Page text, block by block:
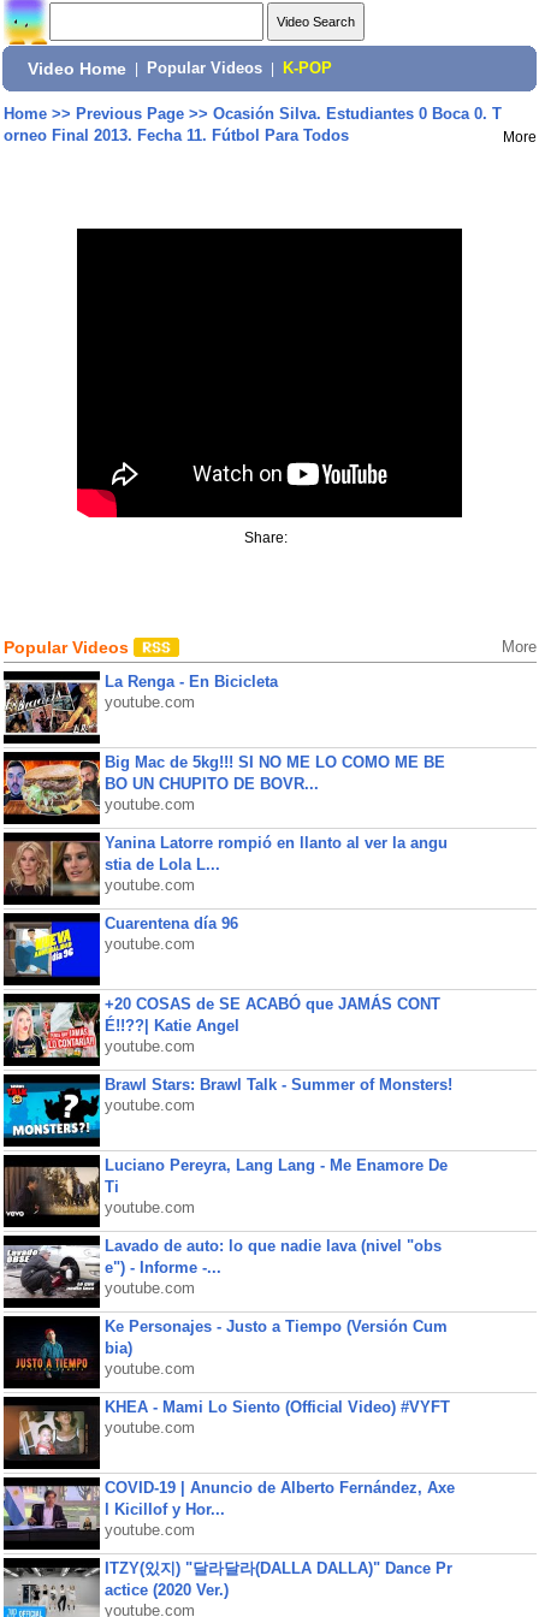
Video Home Popular Videos K-POP
Home>> Previous Page>> Ocasión Silva. Estudiantes 0 Boca 0. T
orneo Final 2013. Fecha 11. Fútbol Para Todos
More
Share:
Popular Videos More
La Renga - En Bicicleta
youtube.com
Big Mac de 5kg!!! SI NO ME LO COMO ME BE
BO UN CHUPITO DE BOVR...
youtube.com
Yanina Latorre rompió en llanto al ver la angu
stia de Lola L...
youtube.com
Cuarentena día 96
youtube.com
+20 COSAS de SE ACABÓ que JAMÁS CONT
É!!??| Katie Angel
youtube.com
Brawl Stars: Brawl Talk - Summer of Monsters!
youtube.com
Luciano Pereyra, Lang Lang - Me Enamore De
Ti
youtube.com
Lavado de auto: lo que nadie lava (nivel "obs
e") - Informe -...
youtube.com
Ke Personajes - Justo a Tiempo (Versión Cum
bia)
youtube.com
KHEA - Mami Lo Siento (Official Video) #VYFT
youtube.com
COVID-19 | Anuncio de Alberto Fernández, Axe
l Kicillof y Hor...
youtube.com
ITZY(있지) "달라달라(DALLA DALLA)" Dance Pr
actice (2020 Ver.)
youtube.com